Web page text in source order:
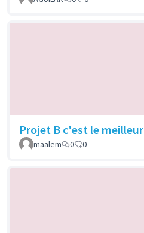
Projet B c'est le meilleur
maalem 0 0